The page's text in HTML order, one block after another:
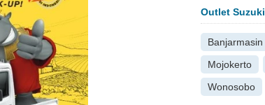
Outlet Suzuki
Banjarmasin
Mojokerto
Wonosobo